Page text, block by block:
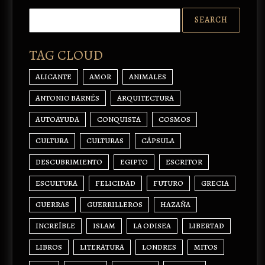
TAG CLOUD
ALICANTE AMOR ANIMALES
ANTONIO BARNÉS ARQUITECTURA
AUTOAYUDA CONQUISTA COSMOS
CULTURA CULTURAS CÁPSULA
DESCUBRIMIENTO EGIPTO ESCRITOR
ESCULTURA FELICIDAD FUTURO GRECIA
GUERRAS GUERRILLEROS HAZAÑA
INCREÍBLE ISLAM LA ODISEA LIBERTAD
LIBROS LITERATURA LONDRES MITOS